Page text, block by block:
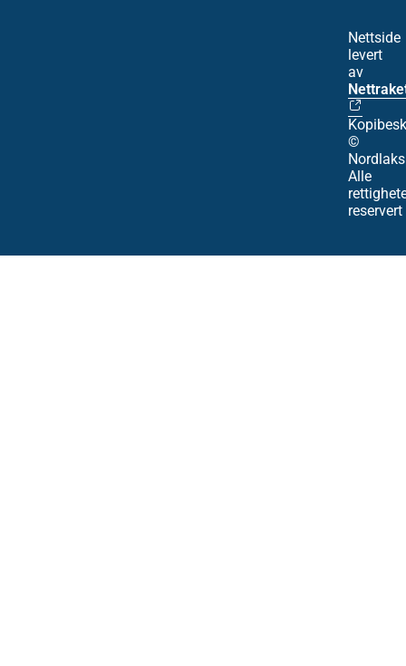
Nettside
levert
av
©
Alle
reservert